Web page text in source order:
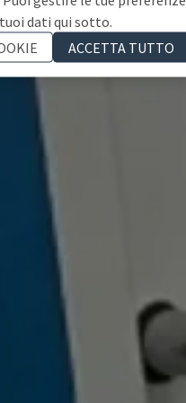
dati qui sotto.
ACCETTA TUTTO